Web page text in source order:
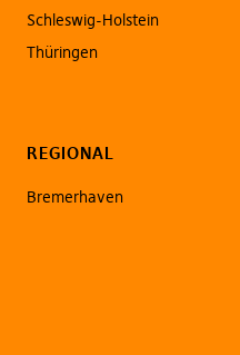
Schleswig-Holstein
Thüringen
REGIONAL
Bremerhaven